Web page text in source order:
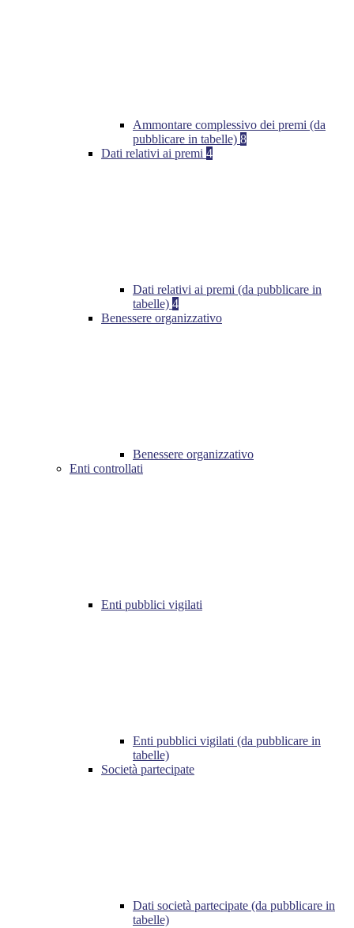
Ammontare complessivo dei premi (da
pubblicare in tabelle) 8
Dati relativi ai premi 4
Dati relativi ai premi (da pubblicare in
tabelle) 4
Benessere organizzativo
Benessere organizzativo
Enti controllati
Enti pubblici vigilati
Enti pubblici vigilati (da pubblicare in
tabelle)
Società partecipate
Dati società partecipate (da pubblicare in
tabelle)